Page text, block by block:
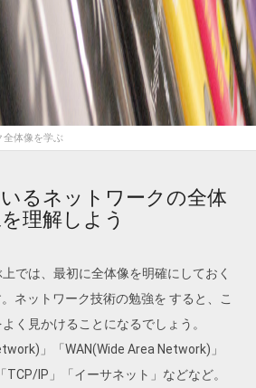
全体像を学ぶ
るネットワークの全体
理解しよう
では、最初に全体像を明確にしておく
ネットワーク技術の勉強を すると、こ
く見かけることになるでしょう。
」「WAN(Wide Area Network)」
TCP/IP」「イーサネット」などなど。